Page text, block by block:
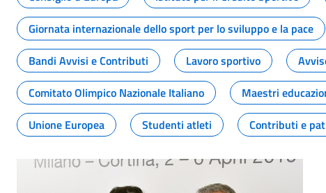
Giornata internazionale dello sport per lo sviluppo e la pace
Bandi Avvisi e Contributi
Lavoro sportivo
Comitato Olimpico Nazionale Italiano
Maestri
Unione Europea
Studenti atleti Contributi e